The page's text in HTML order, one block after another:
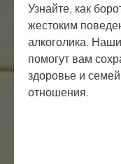
Узнайте, как
жестоким
алкоголика.
помогут вам
здоровье и
отношения.